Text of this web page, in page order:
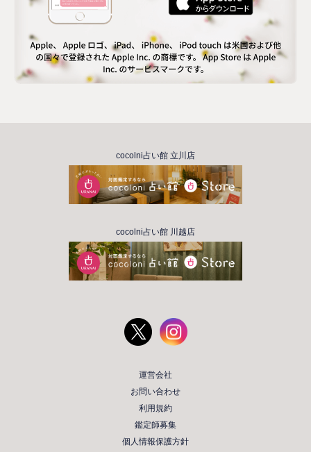
cocolni占い館 立川店
cocolni占い館 川越店
運営会社
お問い合わせ
利用規約
鑑定師募集
個人情報保護方針